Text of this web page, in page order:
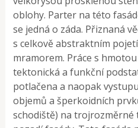
oblohy. Parter na této
se jedná o záda. Přiznaná
s celkově abstraktním
mramorem. Práce s
tektonická a funkční
potlačena a naopak
objemů a šperkoidních
schodiště) na trojrozměrné